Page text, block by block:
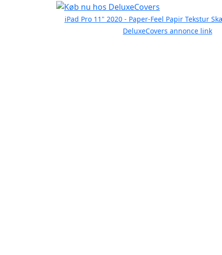
iPad Pro 11" 2020 - Paper-Feel Papir Tekstur
DeluxeCovers annonce link